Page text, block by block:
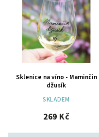
Sklenice na víno - Maminčin
džusík
SKLADEM
269 Kč